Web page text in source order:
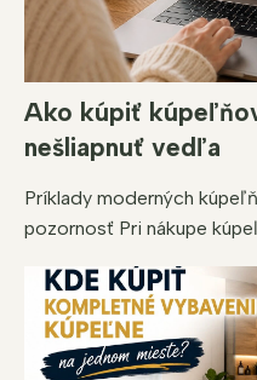
Ako kúpiť
nešliapnuť vedľa
Príklady moderných
pozornosť Pri nákupe